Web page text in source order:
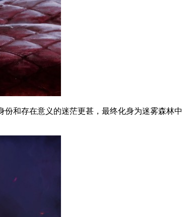
和存在意义的迷茫更甚，最终化身为迷雾森林中